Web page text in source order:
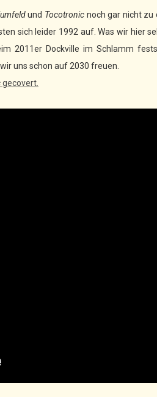
und Tocotronic noch gar nicht zu
sich leider 1992 auf. Was wir hier
2011er Dockville im Schlamm
uns schon auf 2030 freuen.
gecovert.